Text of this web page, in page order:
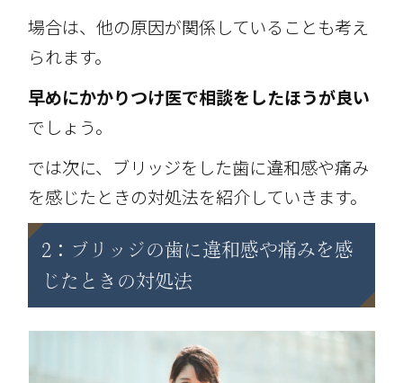
場合は、他の原因が関係していることも考え
られます。
早めにかかりつけ医で相談をしたほうが良い
でしょう。
では次に、ブリッジをした歯に違和感や痛み
を感じたときの対処法を紹介していきます。
2：ブリッジの歯に違和感や痛みを感
じたときの対処法